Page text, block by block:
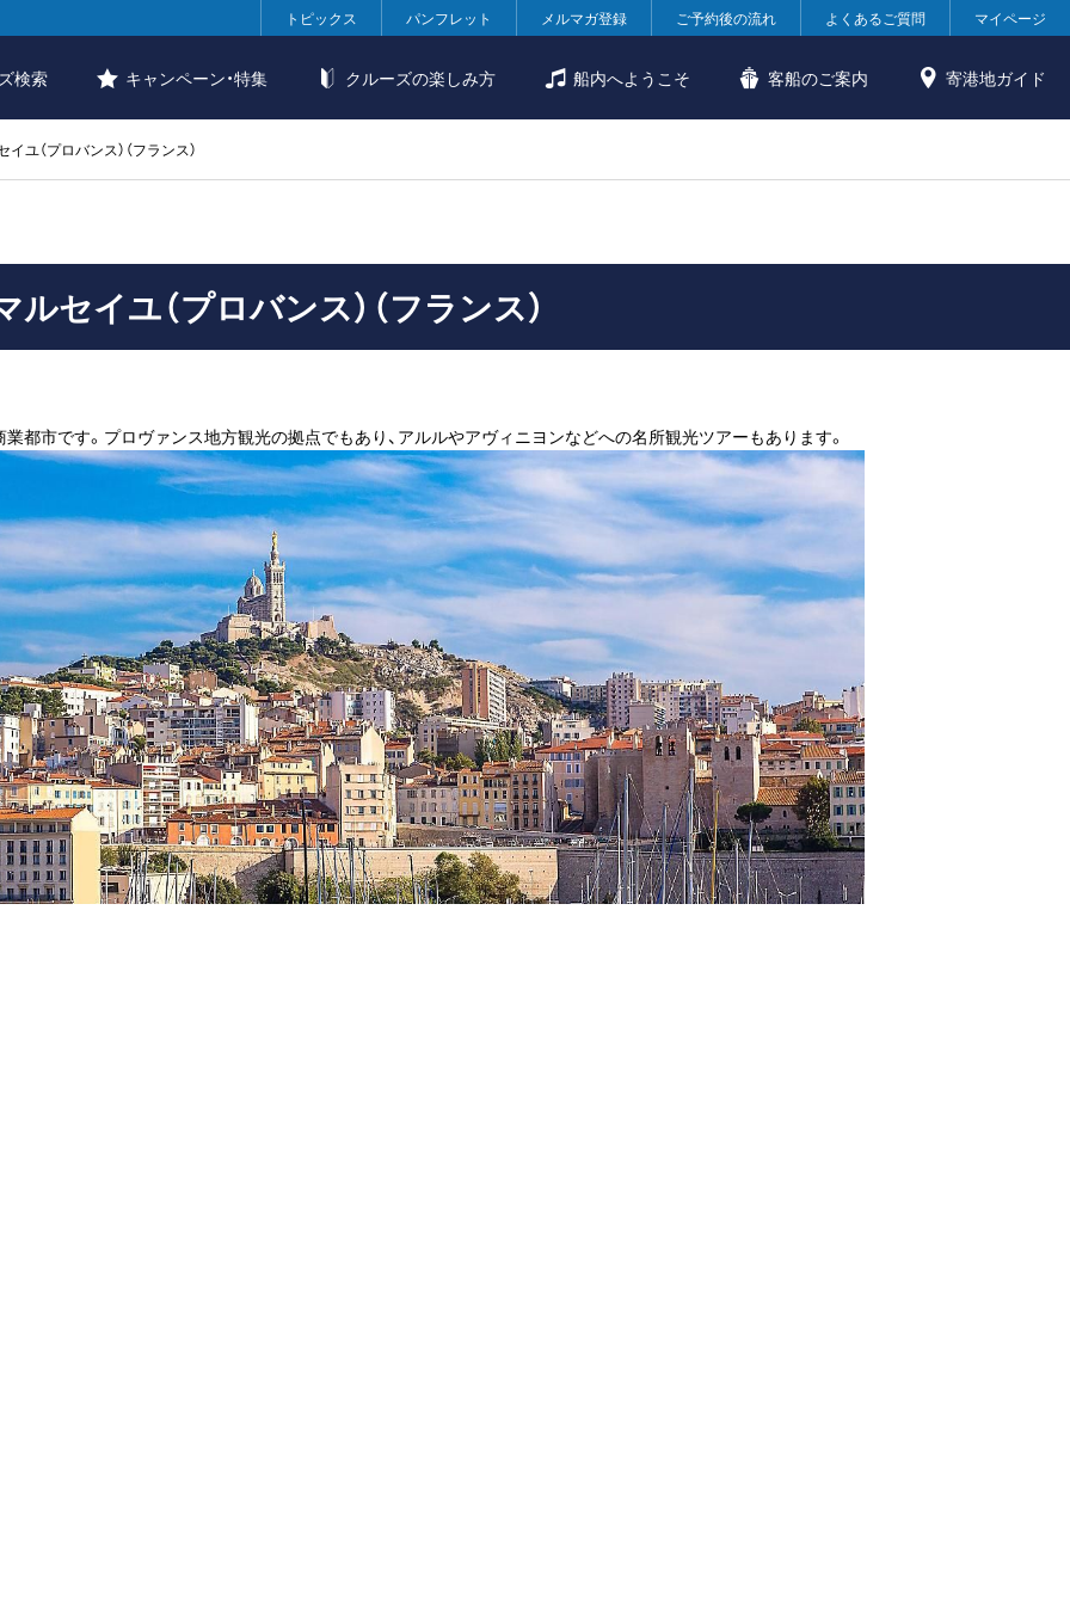
トピックス パンフレット メルマガ登録 ご予約後の流れ よくあるご質問 マイページ
検索 キャンペーン・特集 クルーズの楽しみ方 船内へようこそ 客船のご案内 寄港地ガイド
イユ（プロバンス）（フランス）
ルセイユ（プロバンス）（フランス）
都市です。プロヴァンス地方観光の拠点でもあり、アルルやアヴィニヨンなどへの名所観光ツアーもあります。